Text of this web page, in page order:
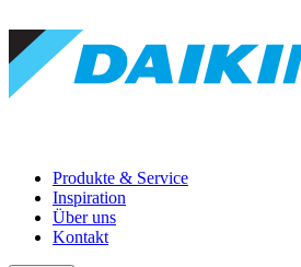
Produkte & Service
Inspiration
Über uns
Kontakt